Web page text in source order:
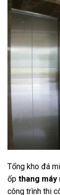
Tổng kho đá
ốp thang máy
công trình thi